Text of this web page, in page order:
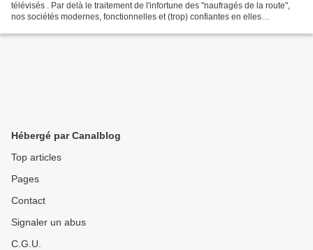
télévisés . Par delà le traitement de l'infortune des "naufragés de la route",
nos sociétés modernes, fonctionnelles et (trop) confiantes en elles
Hébergé par Canalblog
Top articles
Pages
Contact
Signaler un abus
C.G.U.